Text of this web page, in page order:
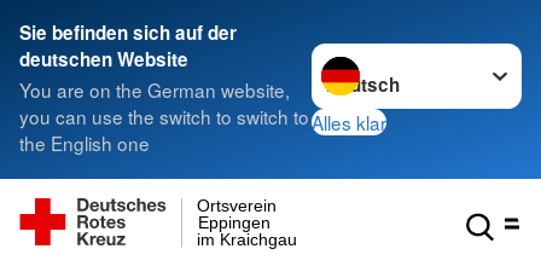
Sie befinden sich auf der
deutschen Website
You are on the German website,
you can use the switch to switch to
the English one
Sprache wechseln zu
Alles klar
im Kraichgau
Eppingen
Ortsverein